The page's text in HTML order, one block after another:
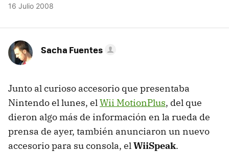
16 Julio 2008
Sacha Fuentes
Junto al curioso accesorio que presentaba
Nintendo el lunes, elWii MotionPlus, del que
dieron algo más de información en la rueda de
prensa de ayer, también anunciaron un nuevo
accesorio para su consola, elWiiSpeak.